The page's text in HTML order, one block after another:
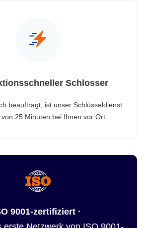
Schlosser
beauftragt, ist unser Schlüsseldienst
von 25 Minuten bei Ihnen vor Ort
9001-zertifiziert ·